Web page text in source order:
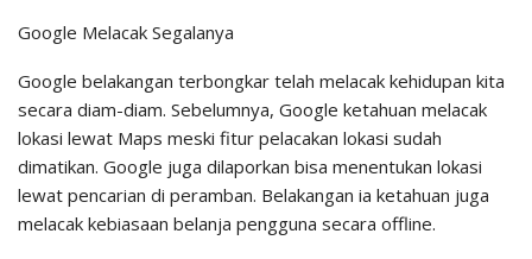
Google Melacak Segalanya
Google belakangan terbongkar telah melacak kehidupan kita
secara diam-diam. Sebelumnya, Google ketahuan melacak
lokasi lewat Maps meski fitur pelacakan lokasi sudah
dimatikan. Google juga dilaporkan bisa menentukan lokasi
lewat pencarian di peramban. Belakangan ia ketahuan juga
melacak kebiasaan belanja pengguna secara offline.